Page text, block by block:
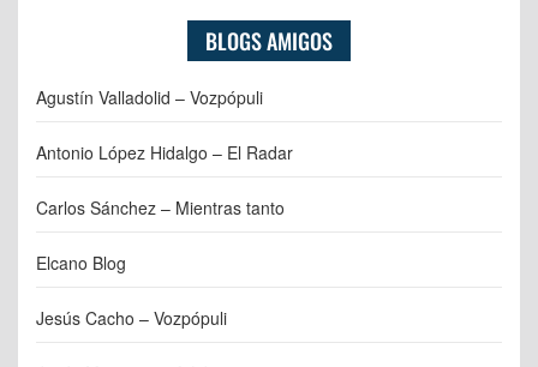
BLOGS AMIGOS
Agustín Valladolid – Vozpópuli
Antonio López Hidalgo – El Radar
Carlos Sánchez – Mientras tanto
Elcano Blog
Jesús Cacho – Vozpópuli